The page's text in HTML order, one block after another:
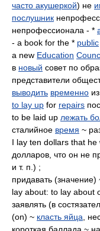
часто акушеркой) не
послушник
непрофессионала - *
- a book for the * public
a new Education
в новый совет по
представители
выводить временно из
to lay up for repairs
to be laid up лежать
сталийное время ~
I lay ten dollars that he
долларов, что он не
и т. п.) ;
придавать (значение)
lay about: to lay about
заявлять (в
(on) ~ класть яйца ,